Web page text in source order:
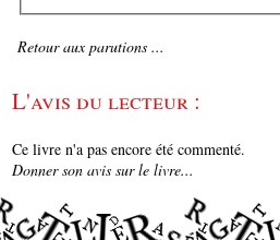
Retour aux parutions ...
L'avis du lecteur :
Ce livre n'a pas encore été commenté.
Donner son avis sur le livre...